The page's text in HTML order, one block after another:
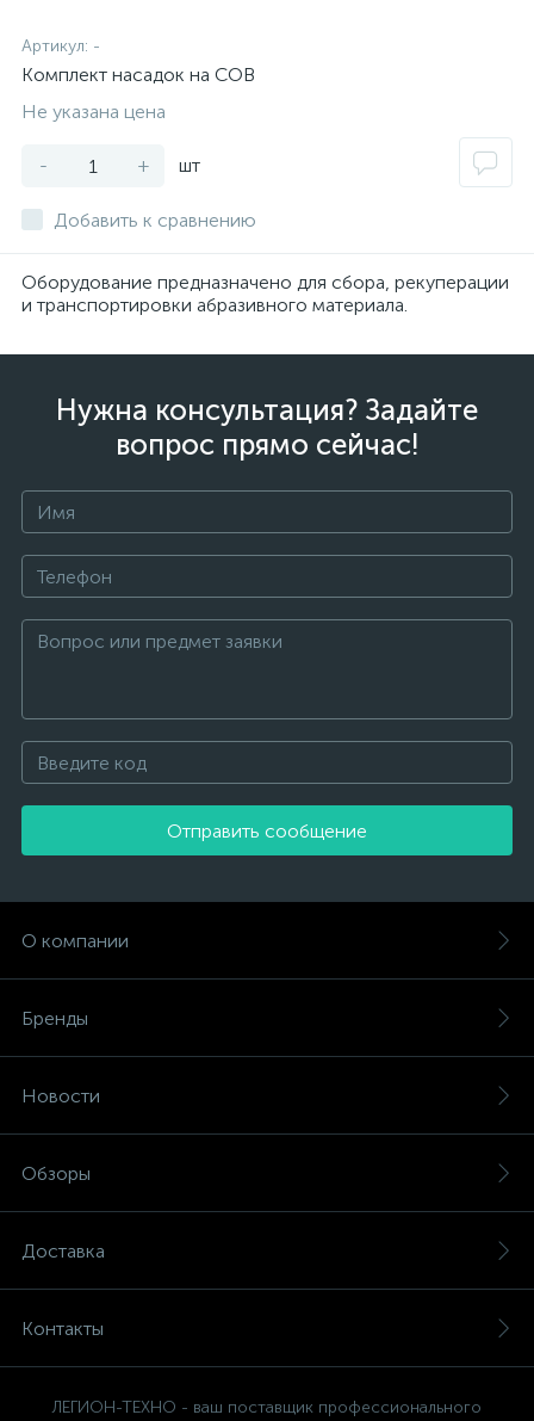
Артикул: -
Комплект насадок на СОВ
Не указана цена
- + шт
Добавить к сравнению
Оборудование предназначено для сбора, рекуперации
и транспортировки абразивного материала.
Нужна консультация? Задайте
вопрос прямо сейчас!
Отправить сообщение
О компании
Бренды
Новости
Обзоры
Доставка
Контакты
ЛЕГИОН-ТЕХНО - ваш поставщик профессионального